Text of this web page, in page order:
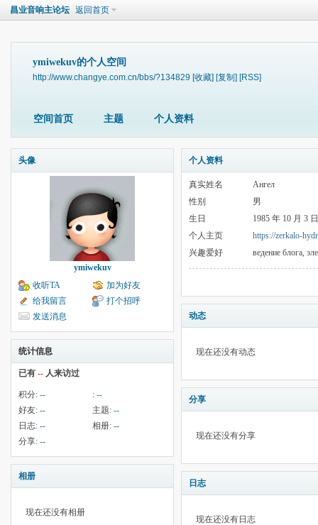
昌业音响主论坛 返回首页
ymiwekuv的个人空间
http://www.changye.com.cn/bbs/?134829 [收藏] [复制] [RSS]
空间首页 主题 个人资料
头像
ymiwekuv
收听TA
加为好友
给我留言
打个招呼
发送消息
统计信息
已有 -- 人来访过
积分: -- : --
好友: -- 主题: --
日志: -- 相册: --
分享: --
相册
现在还没有相册
个人资料
真实姓名
Ангел
性别
男
生日
1985 年 10 月 3 日
个人主页
https://zerkalo-
兴趣爱好
ведение блога,
动态
现在还没有动态
分享
现在还没有分享
日志
现在还没有日志